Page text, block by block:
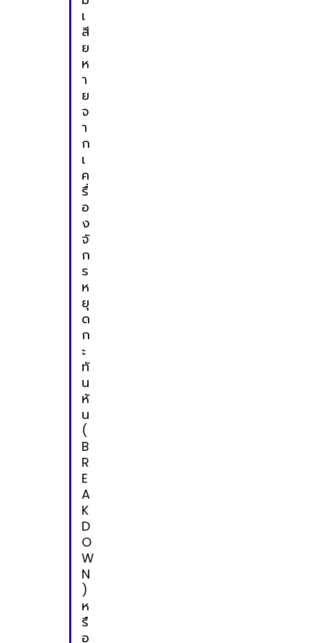
เ
สี
ย
ห
า
ย
จ
า
ก
เ
ค
รื่
อ
ง
จั
ก
ร
ห
ยุ
ด
ก
ะ
ทั
น
หั
น
(
B
R
E
A
K
D
O
W
N
)
ห
รื
อ